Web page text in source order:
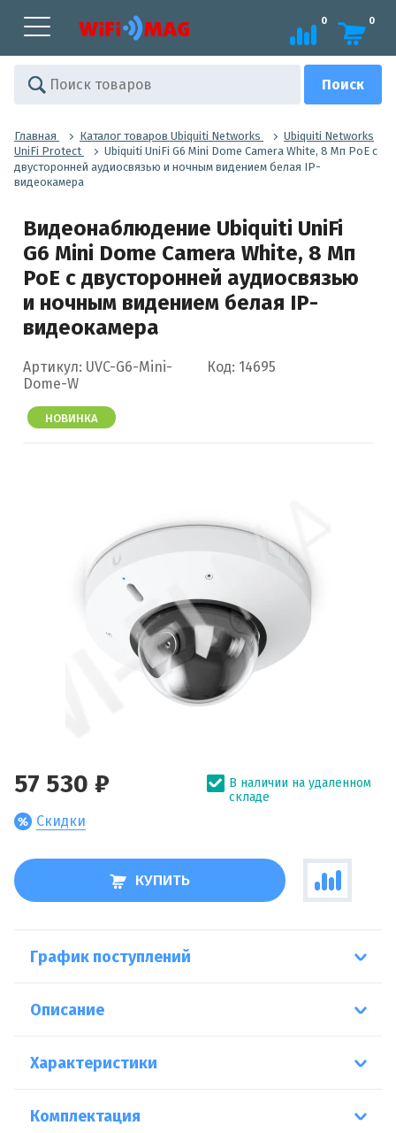
0 0
Главная Каталог товаров Ubiquiti Networks
Ubiquiti Networks
UniFi Protect
Ubiquiti UniFi G6 Mini Dome Camera White, 8 Мп PoE с
двусторонней аудиосвязью и ночным видением белая IP-
видеокамера
Видеонаблюдение Ubiquiti UniFi
G6 Mini Dome Camera White, 8 Мп
PoE с двусторонней аудиосвязью
и ночным видением белая IP-
видеокамера
Артикул: UVC-G6-Mini-
Dome-W
Код: 14695
НОВИНКА
57 530 ₽
Скидки
В наличии на удаленном
складе
КУПИТЬ
График поступлений
Описание
Характеристики
Комплектация